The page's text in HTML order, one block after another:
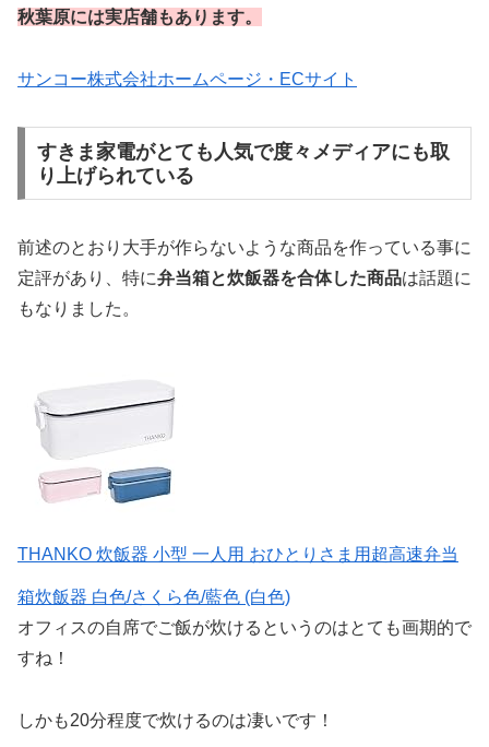
秋葉原には実店舗もあります。
サンコー株式会社ホームページ・ECサイト
すきま家電がとても人気で度々メディアにも取
り上げられている
前述のとおり大手が作らないような商品を作っている事に
定評があり、特に弁当箱と炊飯器を合体した商品は話題に
もなりました。
THANKO 炊飯器 小型 一人用 おひとりさま用超高速弁当
箱炊飯器 白色/さくら色/藍色 (白色)
オフィスの自席でご飯が炊けるというのはとても画期的で
すね！
しかも20分程度で炊けるのは凄いです！